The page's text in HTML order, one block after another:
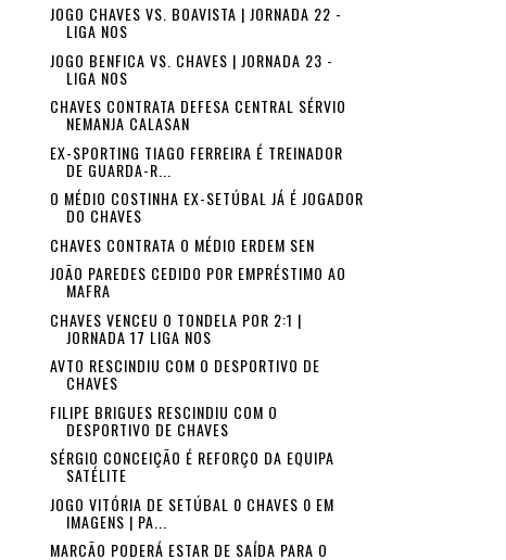
JOGO CHAVES VS. BOAVISTA | JORNADA 22 -
LIGA NOS
JOGO BENFICA VS. CHAVES | JORNADA 23 -
LIGA NOS
CHAVES CONTRATA DEFESA CENTRAL SÉRVIO
NEMANJA CALASAN
EX-SPORTING TIAGO FERREIRA É TREINADOR
DE GUARDA-R...
O MÉDIO COSTINHA EX-SETÚBAL JÁ É JOGADOR
DO CHAVES
CHAVES CONTRATA O MÉDIO ERDEM SEN
JOÃO PAREDES CEDIDO POR EMPRÉSTIMO AO
MAFRA
CHAVES VENCEU O TONDELA POR 2:1 |
JORNADA 17 LIGA NOS
AVTO RESCINDIU COM O DESPORTIVO DE
CHAVES
FILIPE BRIGUES RESCINDIU COM O
DESPORTIVO DE CHAVES
SÉRGIO CONCEIÇÃO É REFORÇO DA EQUIPA
SATÉLITE
JOGO VITÓRIA DE SETÚBAL 0 CHAVES 0 EM
IMAGENS | PA...
MARCÃO PODERÁ ESTAR DE SAÍDA PARA O